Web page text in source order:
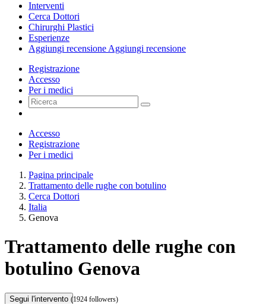
Interventi
Cerca Dottori
Chirurghi Plastici
Esperienze
Aggiungi recensione Aggiungi recensione
Registrazione
Accesso
Per i medici
Accesso
Registrazione
Per i medici
Pagina principale
Trattamento delle rughe con botulino
Cerca Dottori
Italia
Genova
Trattamento delle rughe con
botulino Genova
Segui l'intervento (1924 followers)